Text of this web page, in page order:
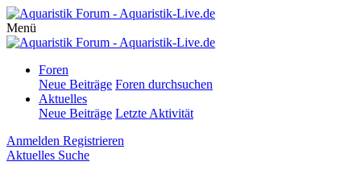
Menü
Foren
Neue Beiträge Foren durchsuchen
Aktuelles
Neue Beiträge Letzte Aktivität
Anmelden Registrieren
Aktuelles Suche